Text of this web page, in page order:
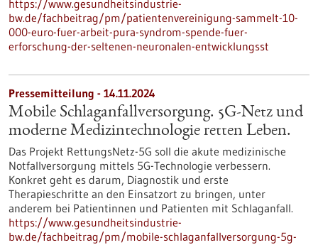
https://www.gesundheitsindustrie-
bw.de/fachbeitrag/pm/patientenvereinigung-sammelt-10-
000-euro-fuer-arbeit-pura-syndrom-spende-fuer-
erforschung-der-seltenen-neuronalen-entwicklungsst
Pressemitteilung - 14.11.2024
Mobile Schlaganfallversorgung. 5G-Netz und
moderne Medizintechnologie retten Leben.
Das Projekt RettungsNetz-5G soll die akute medizinische
Notfallversorgung mittels 5G-Technologie verbessern.
Konkret geht es darum, Diagnostik und erste
Therapieschritte an den Einsatzort zu bringen, unter
anderem bei Patientinnen und Patienten mit Schlaganfall.
https://www.gesundheitsindustrie-
bw.de/fachbeitrag/pm/mobile-schlaganfallversorgung-5g-